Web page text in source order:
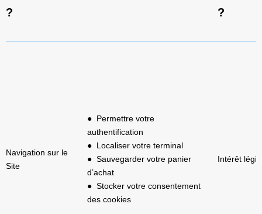
?
?
Navigation sur le
Site
● Permettre votre
authentification
● Localiser votre terminal
● Sauvegarder votre panier
d’achat
● Stocker votre consentement
des cookies
Intérêt